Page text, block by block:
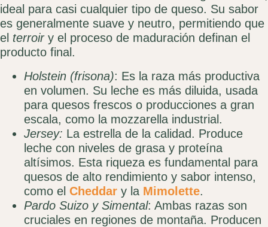
ideal para casi cualquier tipo de queso. Su sabor
es generalmente suave y neutro, permitiendo que
el terroir y el proceso de maduración definan el
producto final.
Holstein (frisona): Es la raza más productiva
en volumen. Su leche es más diluida, usada
para quesos frescos o producciones a gran
escala, como la mozzarella industrial.
Jersey: La estrella de la calidad. Produce
leche con niveles de grasa y proteína
altísimos. Esta riqueza es fundamental para
quesos de alto rendimiento y sabor intenso,
como el Cheddar y la Mimolette.
Pardo Suizo y Simental: Ambas razas son
cruciales en regiones de montaña. Producen